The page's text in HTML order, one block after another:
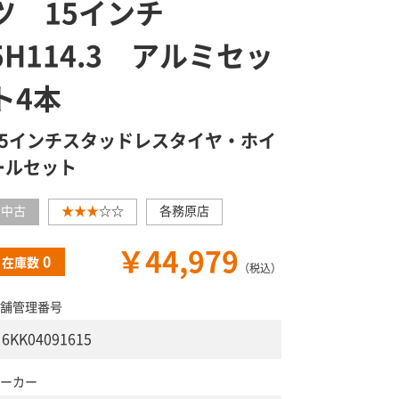
15インチ
アルミセッ
4本
インチスタッドレスタイヤ・ホイ
ルセット
中古 ★★★☆☆ 各務原店
在庫数 0 ￥44,979 （税込）
管理番号
6KK04091615
カー